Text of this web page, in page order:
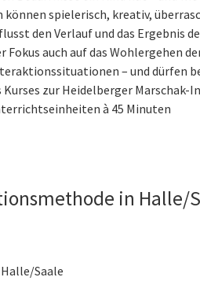
spielerisch, kreativ,
den Verlauf und das Ergebnis
auch auf das Wohlergehen
– und dürfen
zur Heidelberger
à 45 Minuten
in Halle/
Saale